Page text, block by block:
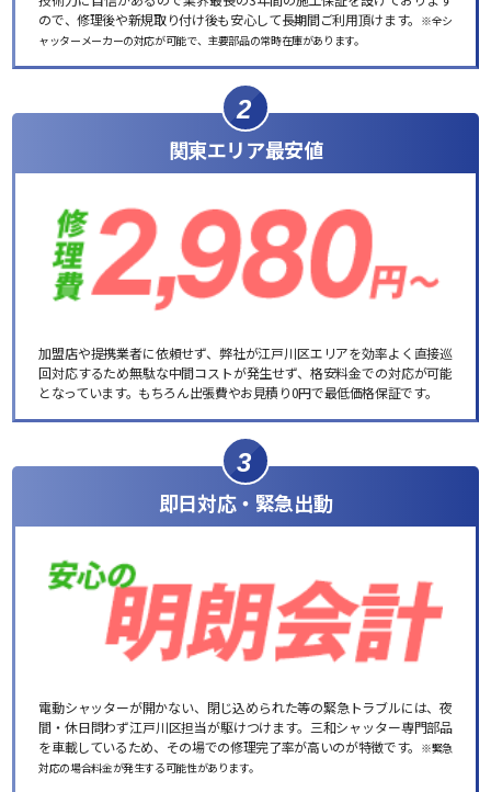
ので、修理後や新規取り付け後も安心して長期間ご利用頂けます。 ※全シ
ャッターメーカーの対応が可能で、主要部品の常時在庫があります。
2
関東エリア最安値
加盟店や提携業者に依頼せず、弊社が江戸川区エリアを効率よく直接巡
回対応するため無駄な中間コストが発生せず、格安料金での対応が可能
となっています。もちろん出張費やお見積り0円で最低価格保証です。
3
即日対応・緊急出動
電動シャッターが開かない、閉じ込められた等の緊急トラブルには、夜
間・休日問わず江戸川区担当が駆けつけます。三和シャッター専門部品
を車載しているため、その場での修理完了率が高いのが特徴です。 ※緊急
対応の場合料金が発生する可能性があります。